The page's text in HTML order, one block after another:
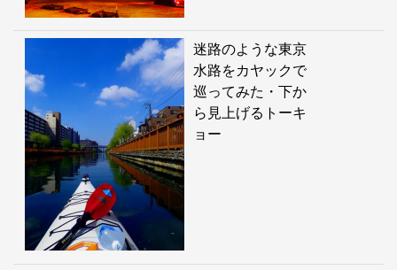
迷路のような東京
水路をカヤックで
巡ってみた・下か
ら見上げるトーキ
ョー